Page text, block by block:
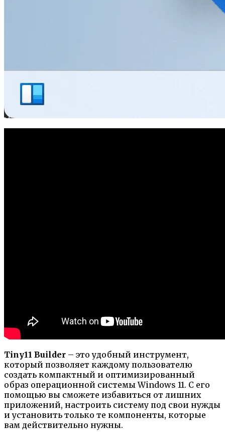
Tiny11 Builder – это удобный инструмент,
который позволяет каждому пользователю
создать компактный и оптимизированный
образ операционной системы Windows 11. С его
помощью вы сможете избавиться от лишних
приложений, настроить систему под свои нужды
и установить только те компоненты, которые
вам действительно нужны.